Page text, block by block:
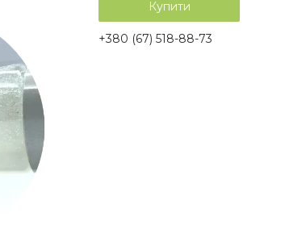
Купити
+380 (67) 518-88-73